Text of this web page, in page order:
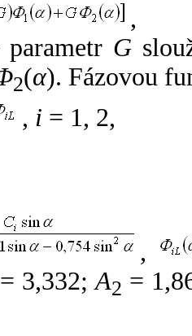
,
G
2(α). Fázovou
, i = 1, 2,
,
= 3,332;A2 =